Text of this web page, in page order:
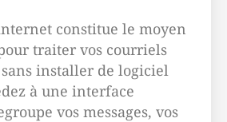
constitue le moyen
traiter vos courriels
installer de logiciel
à une interface
vos messages, vos